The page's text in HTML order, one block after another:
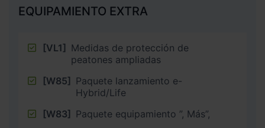
EQUIPAMIENTO EXTRA
[VL1] Medidas de protección de
peatones ampliadas
[W85] Paquete lanzamiento e-
Hybrid/Life
[W83] Paquete equipamiento ”, Más”,